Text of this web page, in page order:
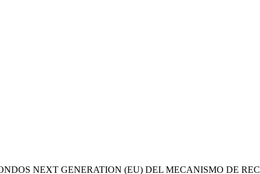
NEXT GENERATION (EU) DEL MECANISMO DE